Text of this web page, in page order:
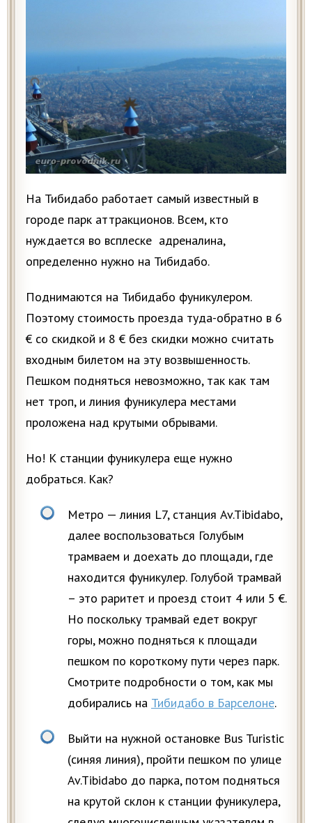
На Тибидабо работает самый известный в
городе парк аттракционов. Всем, кто
нуждается во всплеске адреналина,
определенно нужно на Тибидабо.
Поднимаются на Тибидабо фуникулером.
Поэтому стоимость проезда туда-обратно в 6
€ со скидкой и 8 € без скидки можно считать
входным билетом на эту возвышенность.
Пешком подняться невозможно, так как там
нет троп, и линия фуникулера местами
проложена над крутыми обрывами.
Но! К станции фуникулера еще нужно
добраться. Как?
Метро — линия L7, станция Av.Tibidabo,
далее воспользоваться Голубым
трамваем и доехать до площади, где
находится фуникулер. Голубой трамвай
– это раритет и проезд стоит 4 или 5 €.
Но поскольку трамвай едет вокруг
горы, можно подняться к площади
пешком по короткому пути через парк.
Смотрите подробности о том, как мы
добирались на Тибидабо в Барселоне.
Выйти на нужной остановке Bus Turistic
(синяя линия), пройти пешком по улице
Av.Tibidabo до парка, потом подняться
на крутой склон к станции фуникулера,